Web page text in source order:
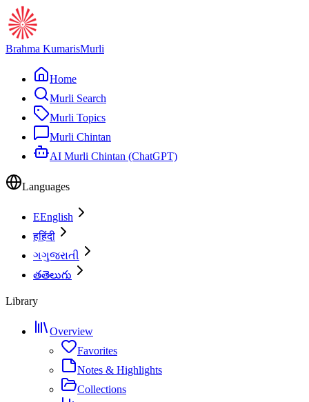
Brahma KumarisMurli
Home
Murli Search
Murli Topics
Murli Chintan
AI Murli Chintan (ChatGPT)
Languages
EEnglish
हहिंदी
ગગુજરાતી
తతెలుగు
Library
Overview
Favorites
Notes & Highlights
Collections